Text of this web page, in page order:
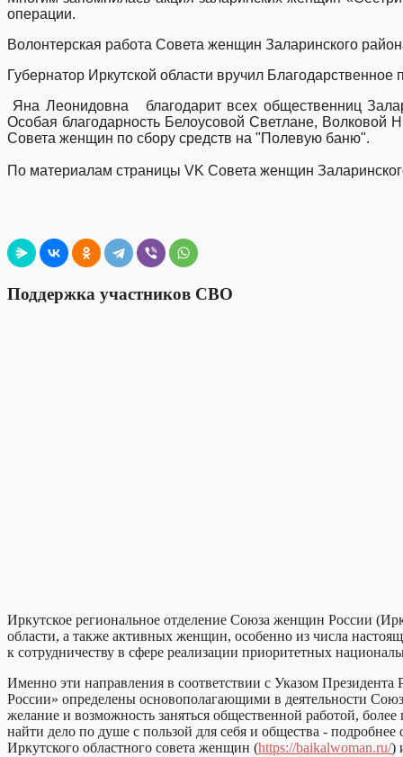
операции.
Волонтерская работа Совета женщин
Губернатор Иркутской области вручил Благодарственное
Яна Леонидовна благодарит всех общественниц
Особая благодарность Белоусовой Светлане, Волковой
Совета женщин по сбору средств на "Полевую баню".
По материалам страницы VK Совета женщин
Поддержка участников СВО
Иркутское региональное отделение Союза женщин России
области, а также активных женщин, особенно из числа
к сотрудничеству в сфере реализации приоритетных
Именно эти направления в соответствии с Указом
России» определены основополагающими в деятельности
желание и возможность заняться общественной работой,
найти дело по душе с пользой для себя и общества -
Иркутского областного совета женщин (https://baikalwoman.ru/)